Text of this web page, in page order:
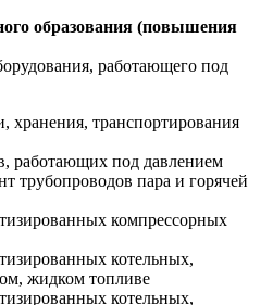
образования (повышения
работающего под
хранения, транспортирования
работающих под давлением
трубопроводов пара и горячей
компрессорных
котельных,
жидком топливе
котельных,